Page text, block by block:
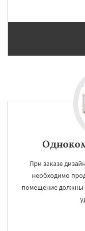
При заказе
необходимо
помещение должны